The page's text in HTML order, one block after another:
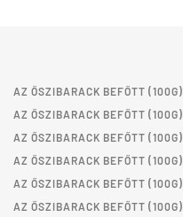
AZ ŐSZIBARACK BEFŐTT (100G)
AZ ŐSZIBARACK BEFŐTT (100G)
AZ ŐSZIBARACK BEFŐTT (100G)
AZ ŐSZIBARACK BEFŐTT (100G)
AZ ŐSZIBARACK BEFŐTT (100G)
AZ ŐSZIBARACK BEFŐTT (100G)